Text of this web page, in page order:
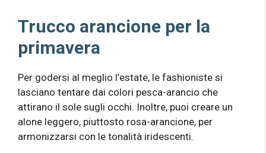
Trucco arancione per la
primavera
Per godersi al meglio l’estate, le fashioniste si
lasciano tentare dai colori pesca-arancio che
attirano il sole sugli occhi. Inoltre, puoi creare un
alone leggero, piuttosto rosa-arancione, per
armonizzarsi con le tonalità iridescenti.